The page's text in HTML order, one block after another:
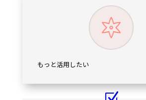
もっと活用したい